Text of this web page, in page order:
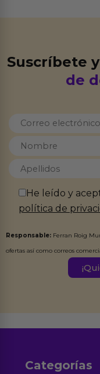
Suscríbete
de
He leído y
política de
Responsable: Ferran Roig
ofertas así como correos
Destinatarios:
Categorías